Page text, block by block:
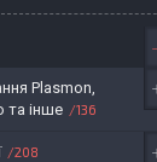
Plasmon,
та інше
136
208